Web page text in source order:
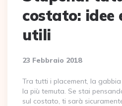
costato: idee
utili
23 Febbraio 2018
Tra tutti i placement, la
la più temuta. Se stai
sul costato, ti sarà